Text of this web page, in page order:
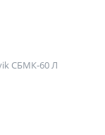
СБМК-60 Л